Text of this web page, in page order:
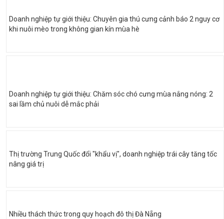
Doanh nghiệp tự giới thiệu: Chuyên gia thú cưng cảnh báo 2 nguy cơ
khi nuôi mèo trong không gian kín mùa hè
Doanh nghiệp tự giới thiệu: Chăm sóc chó cưng mùa nắng nóng: 2
sai lầm chủ nuôi dễ mắc phải
Thị trường Trung Quốc đổi "khẩu vị", doanh nghiệp trái cây tăng tốc
nâng giá trị
Nhiều thách thức trong quy hoạch đô thị Đà Nẵng